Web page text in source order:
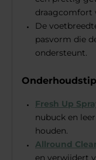
draagcomfort
De
pasvorm die
ondersteunt.
Fresh Up
nubuck en
houden.
Allround
en verwijdert